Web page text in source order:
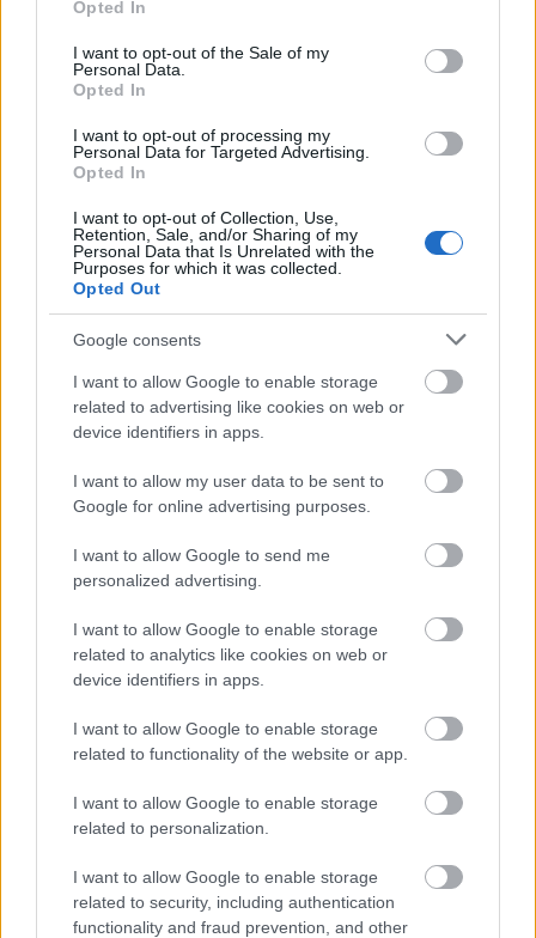
use your data for below specified purposes in below Google
consent section.
Opted In
I want to opt-out of the Sale of my
Personal Data.
Opted In
I want to opt-out of processing my
Personal Data for Targeted Advertising.
Opted In
I want to opt-out of Collection, Use,
Retention, Sale, and/or Sharing of my
Personal Data that Is Unrelated with the
Purposes for which it was collected.
Opted Out
Google consents
I want to allow Google to enable storage
related to advertising like cookies on web or
device identifiers in apps.
I want to allow my user data to be sent to
Google for online advertising purposes.
I want to allow Google to send me
personalized advertising.
I want to allow Google to enable storage
related to analytics like cookies on web or
device identifiers in apps.
I want to allow Google to enable storage
related to functionality of the website or app.
I want to allow Google to enable storage
related to personalization.
I want to allow Google to enable storage
related to security, including authentication
functionality and fraud prevention, and other
Fogarasi havasok kisokos, Románia
2021. május 8.
A 2 544 m magas Fogarasi-havasok a Kárpátok
hegyláncolata. Minden évben több ezer turista -
túrázó, kiránduló - fedezi fel magának Románia
ezen ékkövét. A világ minden tájáról érkeznek
ide lelkes felfedezők, és bizony a magyar
családok, párok és baráti társaságok is szép
számmal képviseltetik magukat. Trekhunt A
hegység népszerűségét vad szépsége okozza.
Rengeteg különböző nehézségű turistaútvonal
közül lehet válogatni. Továbbá olyan népszerű
Retyezát Nemzeti Park, Románia
2021. március 25.
Románia összesen 14 nemzeti parkkal és 18
natúrparkkal büszkélkedik. Még ebből a komoly
felhozatalból is kitűnik a Retyezát Nemzeti Park,
országban. A park nem csak a legrégebbi
legváltozatosabb is. Katlanokra, gerincekre,
hegycsúcsokra, kacskaringós hegyvidéki utakra